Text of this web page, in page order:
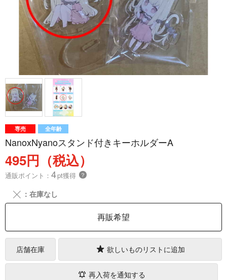
専売 全年齢
NanoxNyanoスタンド付きキーホルダーA
495円（税込）
通販ポイント： 4pt獲得 ？
╳ ：在庫なし
再販希望
店舗在庫 欲しいものリストに追加
再入荷を通知する